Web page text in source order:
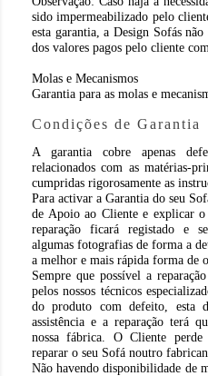
sido impermeabilizado pelo
esta garantia, a Design Sofás
dos valores pagos pelo cliente
Molas e Mecanismos
Garantia para as molas e
Condições de Garantia
A garantia cobre apenas
relacionados com as matérias-
cumpridas rigorosamente as
Para activar a Garantia do seu
de Apoio ao Clientee explicar o
reparação ficará registado e
algumas fotografias de forma a
a melhor e mais rápida forma de
Sempre que possível a
pelos nossos técnicos
do produto com defeito, esta
assistência e a reparação terá
nossa fábrica. O Cliente
reparar o seu Sofá noutro
Não havendo disponibilidade de